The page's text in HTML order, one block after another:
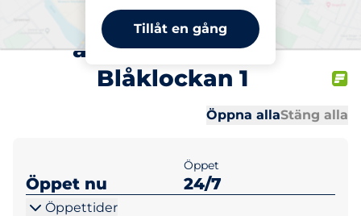
Tillåt en gång
BRF Gustavsborg
avgiftsparkering
Blåklockan 1
Öppna allaStäng alla
Öppet nu
Öppet
24/7
Öppettider